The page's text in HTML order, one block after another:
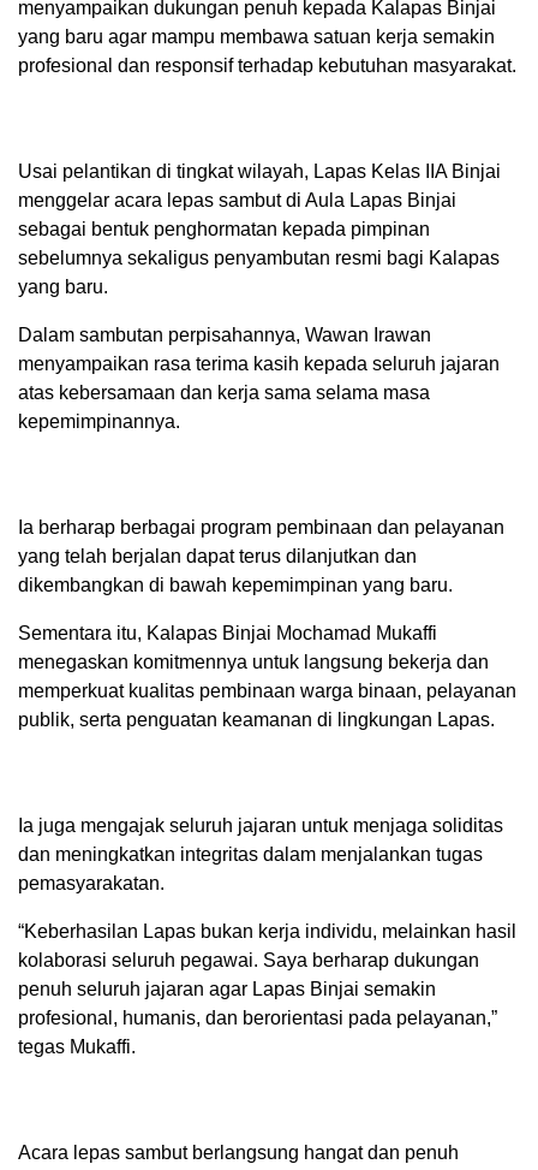
menyampaikan dukungan penuh kepada Kalapas Binjai
yang baru agar mampu membawa satuan kerja semakin
profesional dan responsif terhadap kebutuhan masyarakat.
Usai pelantikan di tingkat wilayah, Lapas Kelas IIA Binjai
menggelar acara lepas sambut di Aula Lapas Binjai
sebagai bentuk penghormatan kepada pimpinan
sebelumnya sekaligus penyambutan resmi bagi Kalapas
yang baru.
Dalam sambutan perpisahannya, Wawan Irawan
menyampaikan rasa terima kasih kepada seluruh jajaran
atas kebersamaan dan kerja sama selama masa
kepemimpinannya.
Ia berharap berbagai program pembinaan dan pelayanan
yang telah berjalan dapat terus dilanjutkan dan
dikembangkan di bawah kepemimpinan yang baru.
Sementara itu, Kalapas Binjai Mochamad Mukaffi
menegaskan komitmennya untuk langsung bekerja dan
memperkuat kualitas pembinaan warga binaan, pelayanan
publik, serta penguatan keamanan di lingkungan Lapas.
Ia juga mengajak seluruh jajaran untuk menjaga soliditas
dan meningkatkan integritas dalam menjalankan tugas
pemasyarakatan.
“Keberhasilan Lapas bukan kerja individu, melainkan hasil
kolaborasi seluruh pegawai. Saya berharap dukungan
penuh seluruh jajaran agar Lapas Binjai semakin
profesional, humanis, dan berorientasi pada pelayanan,”
tegas Mukaffi.
Acara lepas sambut berlangsung hangat dan penuh